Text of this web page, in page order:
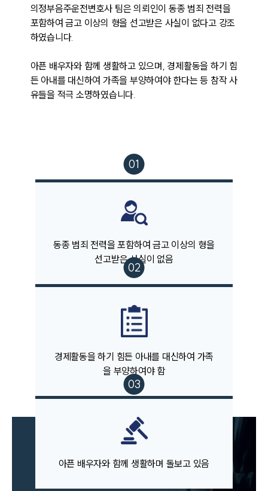
팀소개
팀소개
대륜의 강점
글로벌 파트너 로펌
고객의 소리
통합검색
AI대륜
업무사례
사례분석/최신동향
법률정보
법률지식인
고객후기
업무분야
음주교통사고대응부 업무
전체
의정부음주운전변호사 팀은 의뢰인이 동종 범죄 전력을
포함하여 금고 이상의 형을 선고받은 사실이 없다고 강조
하였습니다.
아픈 배우자와 함께 생활하고 있으며, 경제활동을 하기 힘
든 아내를 대신하여 가족을 부양하여야 한다는 등 참작 사
유들을 적극 소명하였습니다.
동종 범죄 전력을 포함하여 금고 이상의 형을
선고받은 사실이 없음
경제활동을 하기 힘든 아내를 대신하여 가족
을 부양하여야 함
아픈 배우자와 함께 생활하며 돌보고 있음